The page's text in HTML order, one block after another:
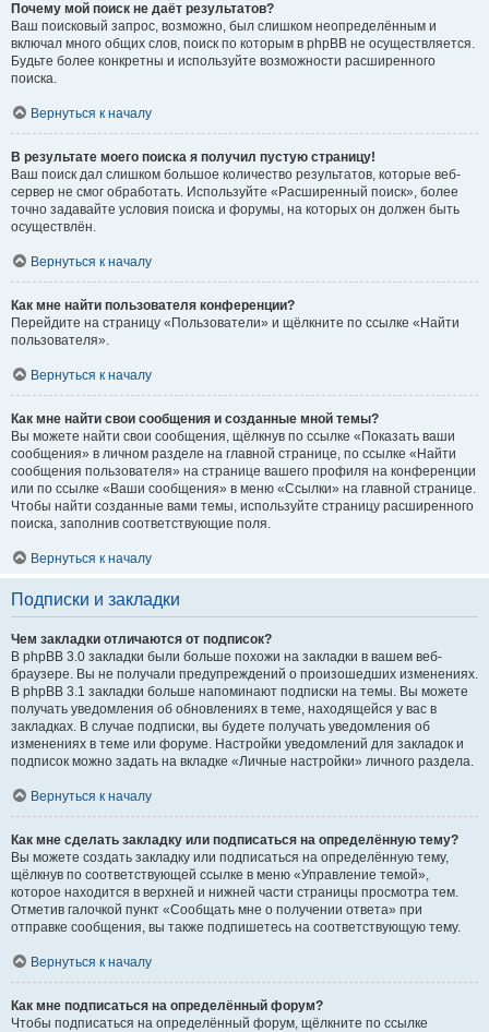
Почему мой поиск не даёт результатов?
Ваш поисковый запрос, возможно, был слишком неопределённым и
включал много общих слов, поиск по которым в phpBB не осуществляется.
Будьте более конкретны и используйте возможности расширенного
поиска.
Вернуться к началу
В результате моего поиска я получил пустую страницу!
Ваш поиск дал слишком большое количество результатов, которые веб-
сервер не смог обработать. Используйте «Расширенный поиск», более
точно задавайте условия поиска и форумы, на которых он должен быть
осуществлён.
Вернуться к началу
Как мне найти пользователя конференции?
Перейдите на страницу «Пользователи» и щёлкните по ссылке «Найти
пользователя».
Вернуться к началу
Как мне найти свои сообщения и созданные мной темы?
Вы можете найти свои сообщения, щёлкнув по ссылке «Показать ваши
сообщения» в личном разделе на главной странице, по ссылке «Найти
сообщения пользователя» на странице вашего профиля на конференции
или по ссылке «Ваши сообщения» в меню «Ссылки» на главной странице.
Чтобы найти созданные вами темы, используйте страницу расширенного
поиска, заполнив соответствующие поля.
Вернуться к началу
Подписки и закладки
Чем закладки отличаются от подписок?
В phpBB 3.0 закладки были больше похожи на закладки в вашем веб-
браузере. Вы не получали предупреждений о произошедших изменениях.
В phpBB 3.1 закладки больше напоминают подписки на темы. Вы можете
получать уведомления об обновлениях в теме, находящейся у вас в
закладках. В случае подписки, вы будете получать уведомления об
изменениях в теме или форуме. Настройки уведомлений для закладок и
подписок можно задать на вкладке «Личные настройки» личного раздела.
Вернуться к началу
Как мне сделать закладку или подписаться на определённую тему?
Вы можете создать закладку или подписаться на определённую тему,
щёлкнув по соответствующей ссылке в меню «Управление темой»,
которое находится в верхней и нижней части страницы просмотра тем.
Отметив галочкой пункт «Сообщать мне о получении ответа» при
отправке сообщения, вы также подпишетесь на соответствующую тему.
Вернуться к началу
Как мне подписаться на определённый форум?
Чтобы подписаться на определённый форум, щёлкните по ссылке